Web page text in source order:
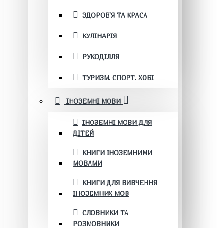
ЗДОРОВ'Я ТА КРАСА
КУЛІНАРІЯ
РУКОДІЛЛЯ
ТУРИЗМ. СПОРТ. ХОБІ
ІНОЗЕМНІ МОВИ
ІНОЗЕМНІ МОВИ ДЛЯ
ДІТЕЙ
КНИГИ ІНОЗЕМНИМИ
МОВАМИ
КНИГИ ДЛЯ ВИВЧЕННЯ
ІНОЗЕМНИХ МОВ
СЛОВНИКИ ТА
РОЗМОВНИКИ